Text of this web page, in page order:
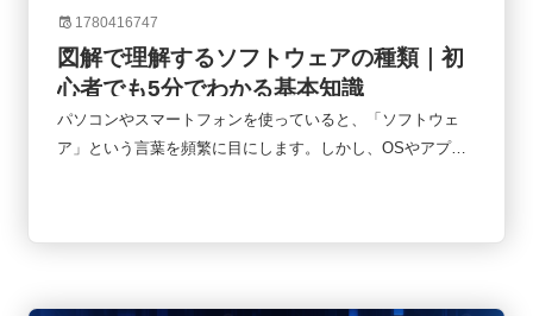
1780416747
図解で理解するソフトウェアの種類｜初
心者でも5分でわかる基本知識
パソコンやスマートフォンを使っていると、「ソフトウェ
ア」という言葉を頻繁に目にします。しかし、OSやアプ